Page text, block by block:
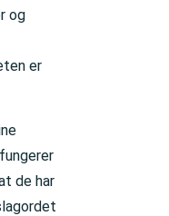
og
er
de har